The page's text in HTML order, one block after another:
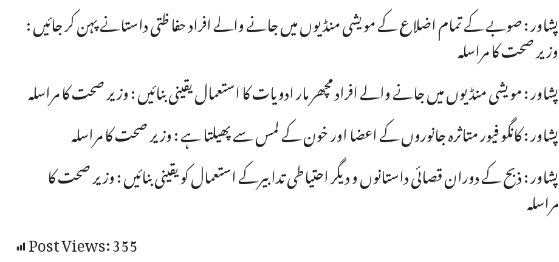
پشاور : صوبے کے تمام اضلاع کے مویشی منڈیوں میں جانے والے افراد حفا ظتی داستانے پہن کر جائیں :
وزیر صحت کا مراسلہ
پشاور : مویشی منڈیوں میں جانے والے افراد مچھر مار ادویات کا استعمال یقینی بنائیں : وزیر صحت کا مراسلہ
پشاور : کانگو فیور متاثرہ جانوروں کے اعضا اور خون کے لمس سے پھیلتا ہے : وزیر صحت کا مراسلہ
پشاور : ذبح کے دوران قصائی داستانوں و دیگر احتیاطی تدابیرکے استعمال کو یقینی بنائیں : وزیر صحت کا
مراسلہ
Post Views:355